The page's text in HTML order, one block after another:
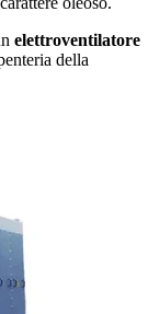
elettroventilatore
della